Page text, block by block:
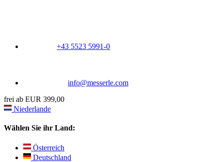
+43 5523 5991-0
info@messerle.com
frei ab EUR 399,00
Niederlande
Wählen Sie ihr Land:
Österreich
Deutschland